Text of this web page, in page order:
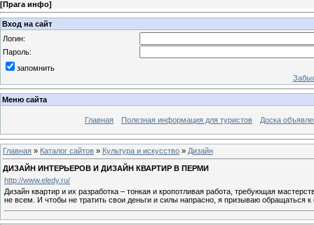
[Прага инфо]
Вход на сайт
Логин:
Пароль:
запомнить
Меню сайта
Главная Полезная информация для туристов Доска
Главная » Каталог сайтов » Культура и искусство » Дизайн
ДИЗАЙН ИНТЕРЬЕРОВ И ДИЗАЙН КВАРТИР В ПЕРМИ
http://www.eledy.ru/
Дизайн квартир и их разработка – тонкая и кропотливая работа, требующая
не всем. И чтобы не тратить свои деньги и силы напрасно, я призываю обращаться